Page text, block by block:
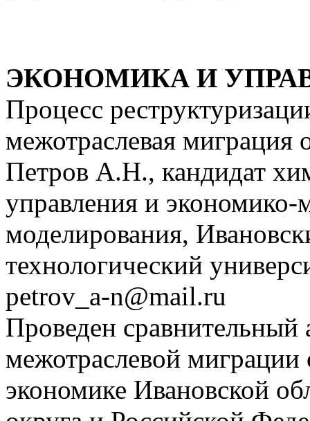
ЭКОНОМИКА И
Процесс
межотраслевая миграция
Петров А.Н., кандидат
управления и экономико-
моделирования,
технологический
petrov_a-n@mail.ru
Проведен сравнительный
межотраслевой миграции
экономике Ивановской